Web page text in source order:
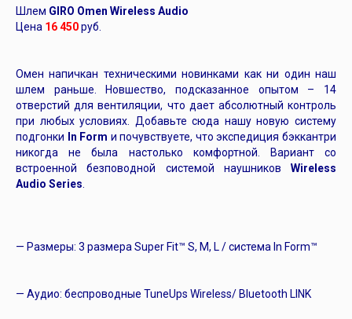
Шлем GIRO Omen Wireless Audio
Цена 16 450руб.
Омен напичкан техническими новинками как ни один наш
шлем раньше. Новшество, подсказанное опытом – 14
отверстий для вентиляции, что дает абсолютный контроль
при любых условиях. Добавьте сюда нашу новую систему
подгонки
In Form и почувствуете, что экспедиция бэккантри
никогда не была настолько комфортной. Вариант со
встроенной безповодной системой наушников Wireless
Audio Series
— Размеры: 3 размера Super Fit™ S, M, L / система In Form™
— Аудио: беспроводные TuneUps Wireless/ Bluetooth LINK